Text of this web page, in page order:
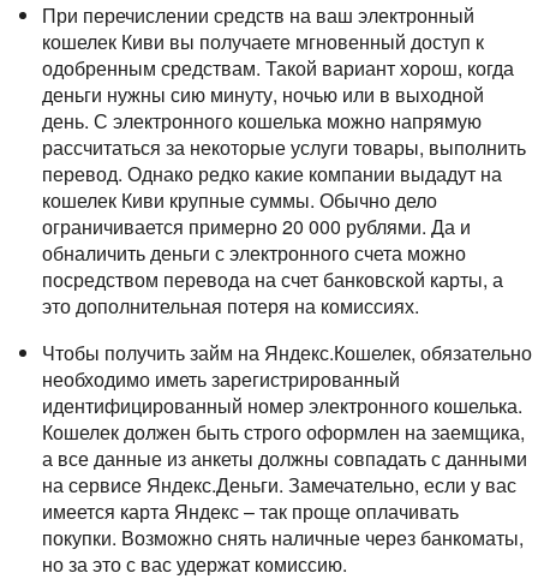
При перечислении средств на ваш электронный
кошелек Киви вы получаете мгновенный доступ к
одобренным средствам. Такой вариант хорош, когда
деньги нужны сию минуту, ночью или в выходной
день. С электронного кошелька можно напрямую
рассчитаться за некоторые услуги товары, выполнить
перевод. Однако редко какие компании выдадут на
кошелек Киви крупные суммы. Обычно дело
ограничивается примерно 20 000 рублями. Да и
обналичить деньги с электронного счета можно
посредством перевода на счет банковской карты, а
это дополнительная потеря на комиссиях.
Чтобы получить займ на Яндекс.Кошелек, обязательно
необходимо иметь зарегистрированный
идентифицированный номер электронного кошелька.
Кошелек должен быть строго оформлен на заемщика,
а все данные из анкеты должны совпадать с данными
на сервисе Яндекс.Деньги. Замечательно, если у вас
имеется карта Яндекс – так проще оплачивать
покупки. Возможно снять наличные через банкоматы,
но за это с вас удержат комиссию.